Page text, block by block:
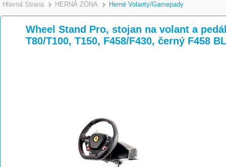
Hlavná Strana >
HERNÁ ZÓNA >
Herné Volanty/gamepady
Wheel Stand Pro, stojan na volant a
T80/T100, T150, F458/F430, černý F458